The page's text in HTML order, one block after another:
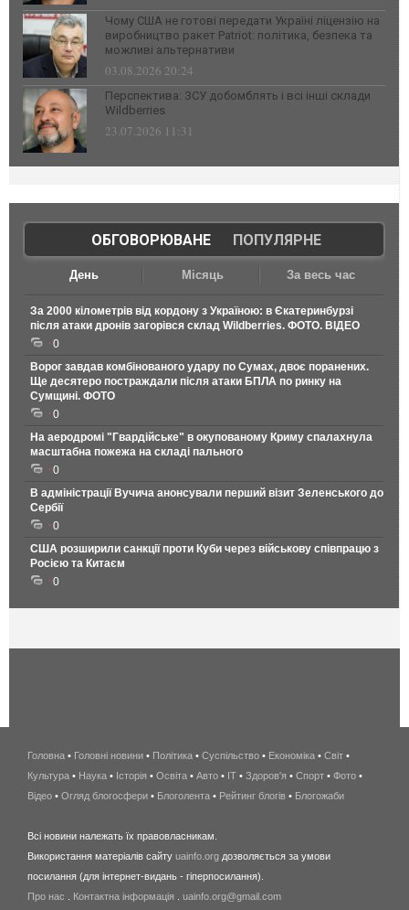
Чому США не готові передати Україні ліцензію на
виробництво ракет Patriot: політика, безпека та
можливі альтернативи
03.08.2026 20:24
Перспектива: ЗСУ добомблять і всі інші склади
Wildberries
23.07.2026 11:31
ОБГОВОРЮВАНЕ| ПОПУЛЯРНЕ
День Місяць За весь час
За 2000 кілометрів від кордону з Україною: в Єкатеринбурзі
після атаки дронів загорівся склад Wildberries. ФОТО. ВІДЕО
0
Ворог завдав комбінованого удару по Сумах, двоє поранених.
Ще десятеро постраждали після атаки БПЛА по ринку на
Сумщині. ФОТО
0
На аеродромі "Гвардійське" в окупованому Криму спалахнула
масштабна пожежа на складі пального
0
В адміністрації Вучича анонсували перший візит Зеленського до
Сербії
0
США розширили санкції проти Куби через військову співпрацю з
Росією та Китаєм
0
беспроводной
интернет
киев
wimax
в
Головна • Головні новини • Політика • Суспільство • Економіка • Світ •
Культура • Наука • Історія • Освіта • Авто • IT • Здоров'я • Спорт • Фото •
Відео • Огляд блогосфери • Блоголента • Рейтинг блогів • Блогожаби
Всі новини належать їх правовласникам.
Використання матеріалів сайту uainfo.org дозволяється за умови
посилання (для інтернет-видань - гіперпосилання).
Про нас
Контактна інформація uainfo.org@gmail.com